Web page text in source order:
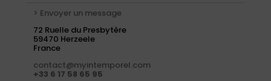
> Envoyer un message
72 Ruelle du Presbytère
59470 Herzeele
France
contact@myintemporel.com
+33 6 17 58 65 95